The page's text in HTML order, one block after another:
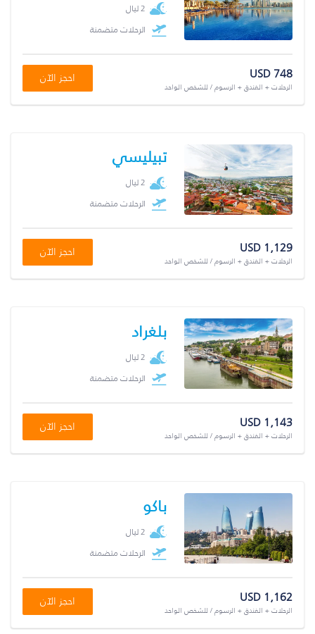
2 ليال
الرحلات متضمنة
USD 748
الرحلات + الفندق + الرسوم / للشخص الواحد
احجز الآن
تبيليسي
2 ليال
الرحلات متضمنة
USD 1,129
الرحلات + الفندق + الرسوم / للشخص الواحد
احجز الآن
بلغراد
2 ليال
الرحلات متضمنة
USD 1,143
الرحلات + الفندق + الرسوم / للشخص الواحد
احجز الآن
باكو
2 ليال
الرحلات متضمنة
USD 1,162
الرحلات + الفندق + الرسوم / للشخص الواحد
احجز الآن